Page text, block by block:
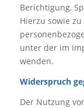
Berichtigung,
Hierzu sowie
unter der im
wenden.
Widerspruch
Der Nutzung